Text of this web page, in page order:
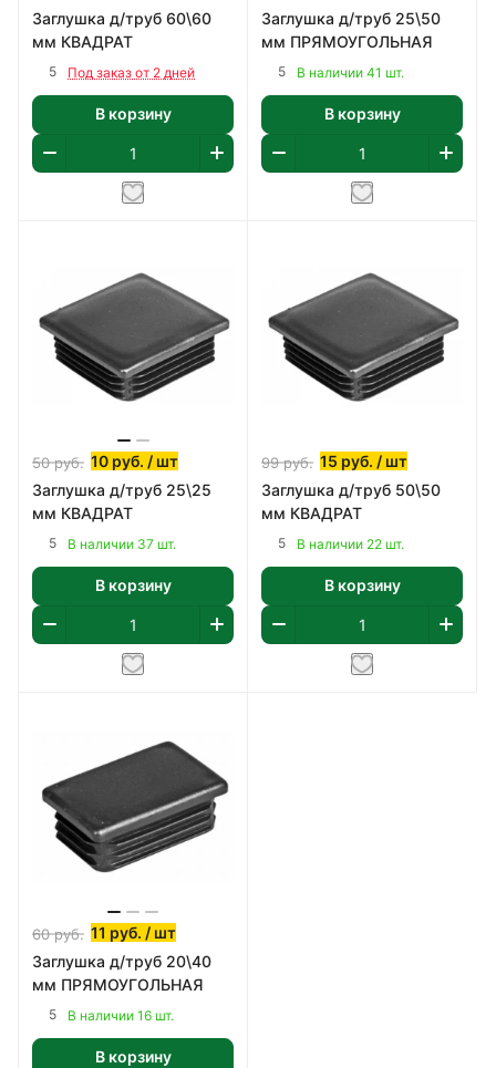
Заглушка д/труб 60\60
мм КВАДРАТ
5 Под заказ от 2 дней
В корзину
Заглушка д/труб 25\50
мм ПРЯМОУГОЛЬНАЯ
5 В наличии 41 шт.
В корзину
50руб. 10 руб. / шт
Заглушка д/труб 25\25
мм КВАДРАТ
5 В наличии 37 шт.
В корзину
99руб. 15 руб. / шт
Заглушка д/труб 50\50
мм КВАДРАТ
5 В наличии 22 шт.
В корзину
60руб. 11 руб. / шт
Заглушка д/труб 20\40
мм ПРЯМОУГОЛЬНАЯ
5 В наличии 16 шт.
В корзину